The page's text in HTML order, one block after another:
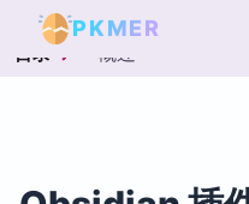
PKMER
目录 概述